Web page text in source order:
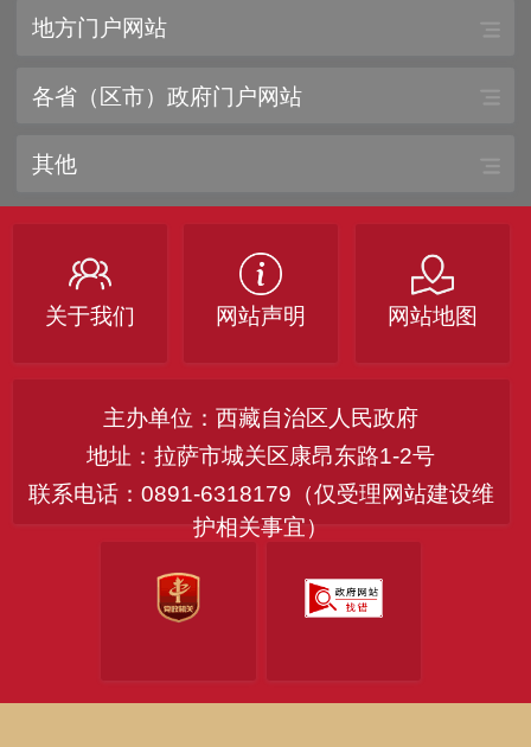
地方门户网站
各省（区市）政府门户网站
其他
关于我们 网站声明 网站地图
主办单位：西藏自治区人民政府
地址：拉萨市城关区康昂东路1-2号
联系电话：0891-6318179（仅受理网站建设维
护相关事宜）